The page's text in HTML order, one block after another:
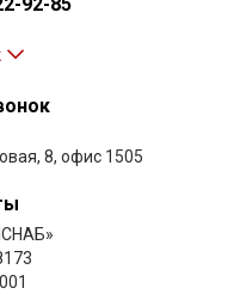
8, офис 1505